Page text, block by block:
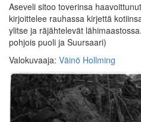
Aseveli sitoo toverinsa
kirjoittelee rauhassa kirjettä
ylitse ja räjähtelevät lähimaastossa.
pohjois puoli ja Suursaari)
Valokuvaaja: Väinö Hollming